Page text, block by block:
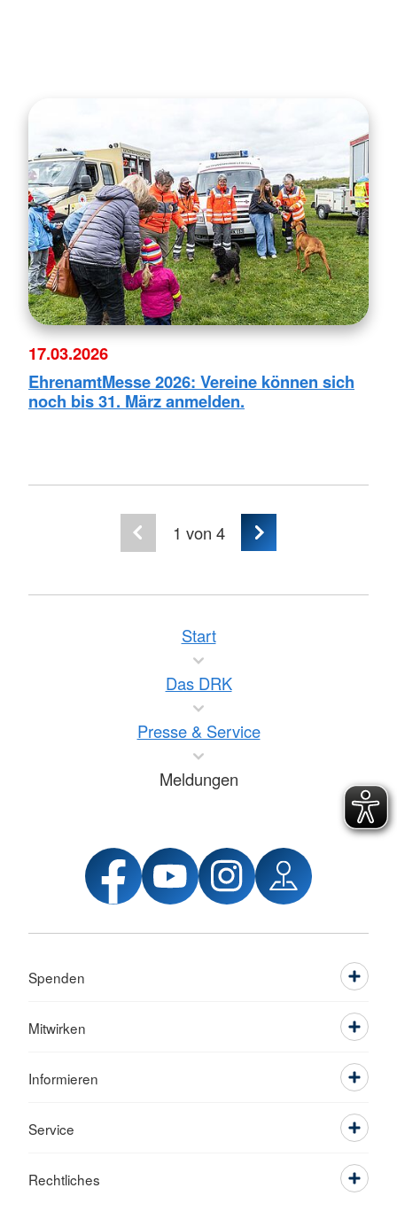
17.03.2026
EhrenamtMesse 2026: Vereine können sich
noch bis 31. März anmelden.
1 von 4
Start
Das DRK
Presse & Service
Meldungen
Spenden
Mitwirken
Informieren
Service
Rechtliches